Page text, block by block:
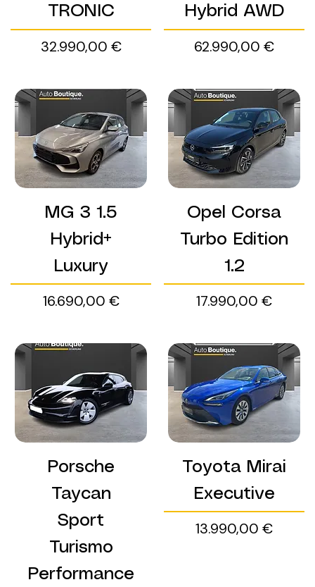
TRONIC
Preis
32.990,00 €
Hybrid AWD
Preis
62.990,00 €
MG 3 1.5
Hybrid+
Luxury
Preis
16.690,00 €
Opel Corsa
Turbo Edition
1.2
Preis
17.990,00 €
Porsche
Taycan
Sport
Turismo
Performance
Toyota Mirai
Executive
Preis
13.990,00 €